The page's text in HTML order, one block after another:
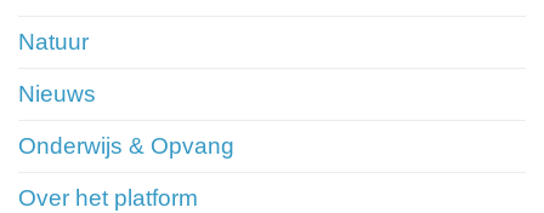
Natuur
Nieuws
Onderwijs & Opvang
Over het platform